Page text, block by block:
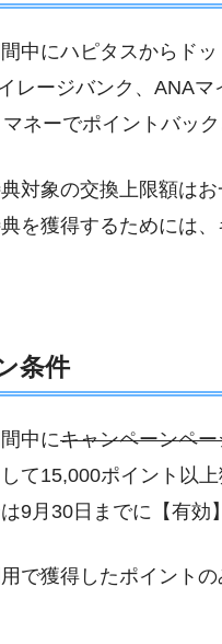
中にハピタスからド
レージバンク、ANA
ネーでポイントバック
対象の交換上限額は
を獲得するためには
条件
中にキャンペーンペー
て15,000ポイント以
9月30日までに【有効
で獲得したポイントの